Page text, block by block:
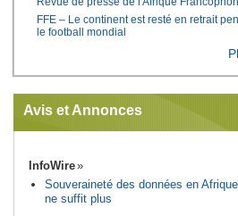
FFE – Le continent est resté en retrait
le football mondial
Avis et Annonces
InfoWire
Souveraineté des données en
ne suffit plus